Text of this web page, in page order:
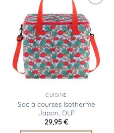
à la
liste
d’envies
CUISINE
Sac à courses isotherme
Japon, DLP
29,95€